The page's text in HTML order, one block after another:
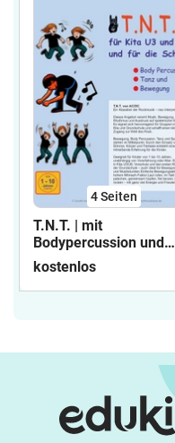
4Seiten
T.N.T. | mit
Bodypercussion und
Bewegung Rhythmus
erleben
kostenlos